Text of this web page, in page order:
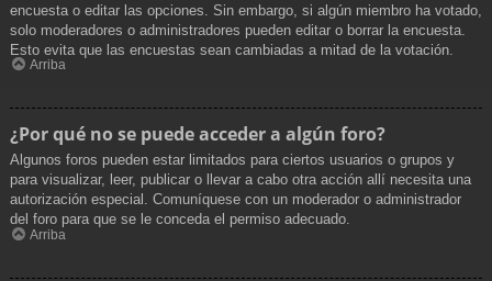
encuesta o editar las opciones. Sin embargo, si algún miembro ha votado,
solo moderadores o administradores pueden editar o borrar la encuesta.
Esto evita que las encuestas sean cambiadas a mitad de la votación.
Arriba
¿Por qué no se puede acceder a algún foro?
Algunos foros pueden estar limitados para ciertos usuarios o grupos y
para visualizar, leer, publicar o llevar a cabo otra acción allí necesita una
autorización especial. Comuníquese con un moderador o administrador
del foro para que se le conceda el permiso adecuado.
Arriba